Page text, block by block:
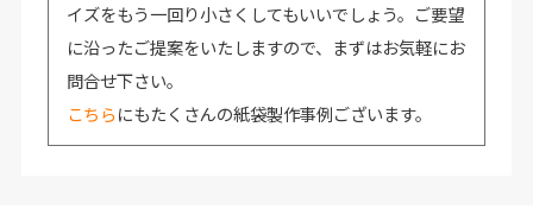
イズをもう一回り小さくしてもいいでしょう。ご要望
に沿ったご提案をいたしますので、まずはお気軽にお
問合せ下さい。
こちらにもたくさんの紙袋製作事例ございます。